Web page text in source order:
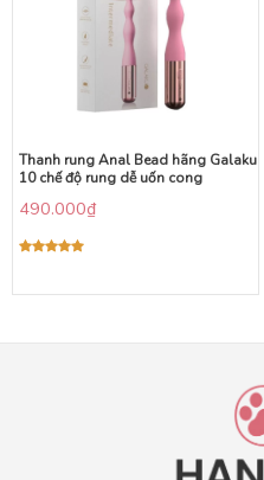
Thanh rung Anal Bead hãng Galaku
10 chế độ rung dễ uốn cong
490.000₫
5 sao